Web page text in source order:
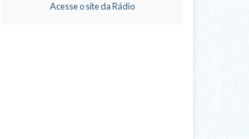
Acesse o site da Rádio